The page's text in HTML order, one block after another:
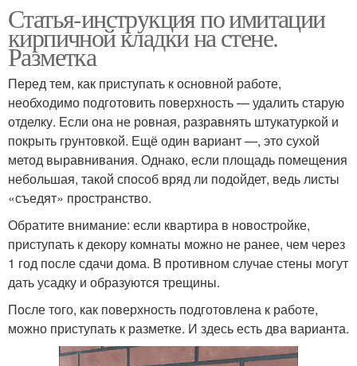
Статья-инструкция по имитации
кирпичной кладки на стене.
Разметка
Перед тем, как приступать к основной работе,
необходимо подготовить поверхность — удалить старую
отделку. Если она не ровная, разравнять штукатуркой и
покрыть грунтовкой. Ещё один вариант —, это сухой
метод выравнивания. Однако, если площадь помещения
небольшая, такой способ вряд ли подойдет, ведь листы
«съедят» пространство.
Обратите внимание: если квартира в новостройке,
приступать к декору комнаты можно не ранее, чем через
1 год после сдачи дома. В противном случае стены могут
дать усадку и образуются трещины.
После того, как поверхность подготовлена к работе,
можно приступать к разметке. И здесь есть два варианта.